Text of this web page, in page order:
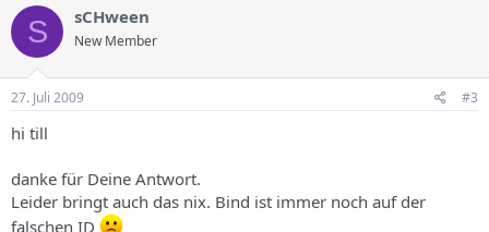
S sCHween
New Member
27. Juli 2009 #3
hi till
danke für Deine Antwort.
Leider bringt auch das nix. Bind ist immer noch auf der
falschen ID